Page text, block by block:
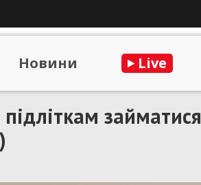
Новини Live
займатися